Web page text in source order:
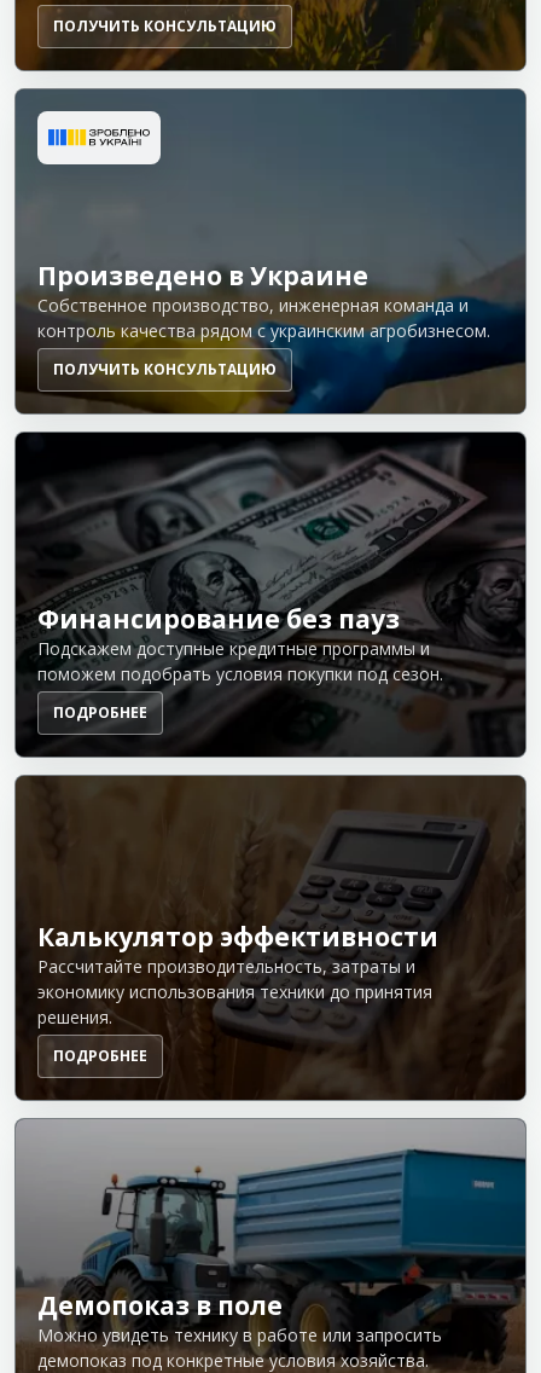
ПОЛУЧИТЬ КОНСУЛЬТАЦИЮ
Произведено в Украине
Собственное производство, инженерная команда и
контроль качества рядом с украинским агробизнесом.
ПОЛУЧИТЬ КОНСУЛЬТАЦИЮ
Финансирование без пауз
Подскажем доступные кредитные программы и
поможем подобрать условия покупки под сезон.
ПОДРОБНЕЕ
Калькулятор эффективности
Рассчитайте производительность, затраты и
экономику использования техники до принятия
решения.
ПОДРОБНЕЕ
Демопоказ в поле
Можно увидеть технику в работе или запросить
демопоказ под конкретные условия хозяйства.